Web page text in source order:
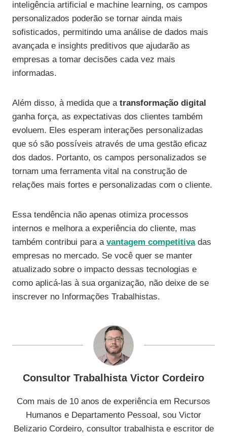
inteligência artificial e machine learning, os campos
personalizados poderão se tornar ainda mais
sofisticados, permitindo uma análise de dados mais
avançada e insights preditivos que ajudarão as
empresas a tomar decisões cada vez mais
informadas.
Além disso, à medida que a transformação digital
ganha força, as expectativas dos clientes também
evoluem. Eles esperam interações personalizadas
que só são possíveis através de uma gestão eficaz
dos dados. Portanto, os campos personalizados se
tornam uma ferramenta vital na construção de
relações mais fortes e personalizadas com o cliente.
Essa tendência não apenas otimiza processos
internos e melhora a experiência do cliente, mas
também contribui para a vantagem competitivadas
empresas no mercado. Se você quer se manter
atualizado sobre o impacto dessas tecnologias e
como aplicá-las à sua organização, não deixe de se
inscrever no Informações Trabalhistas.
Consultor Trabalhista Victor Cordeiro
Com mais de 10 anos de experiência em Recursos
Humanos e Departamento Pessoal, sou Victor
Belizario Cordeiro, consultor trabalhista e escritor de